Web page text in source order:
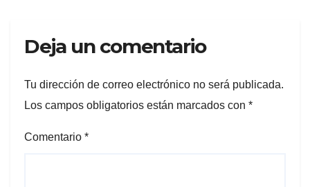
Deja un comentario
Tu dirección de correo electrónico no será publicada.
Los campos obligatorios están marcados con *
Comentario *